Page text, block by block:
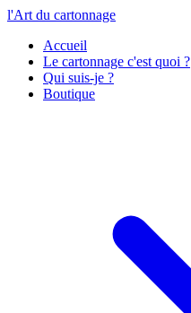
l'Art du cartonnage
Accueil
Le cartonnage c'est quoi ?
Qui suis-je ?
Boutique